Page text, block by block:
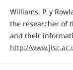
Williams, P. y
the researcher of
and their
http://